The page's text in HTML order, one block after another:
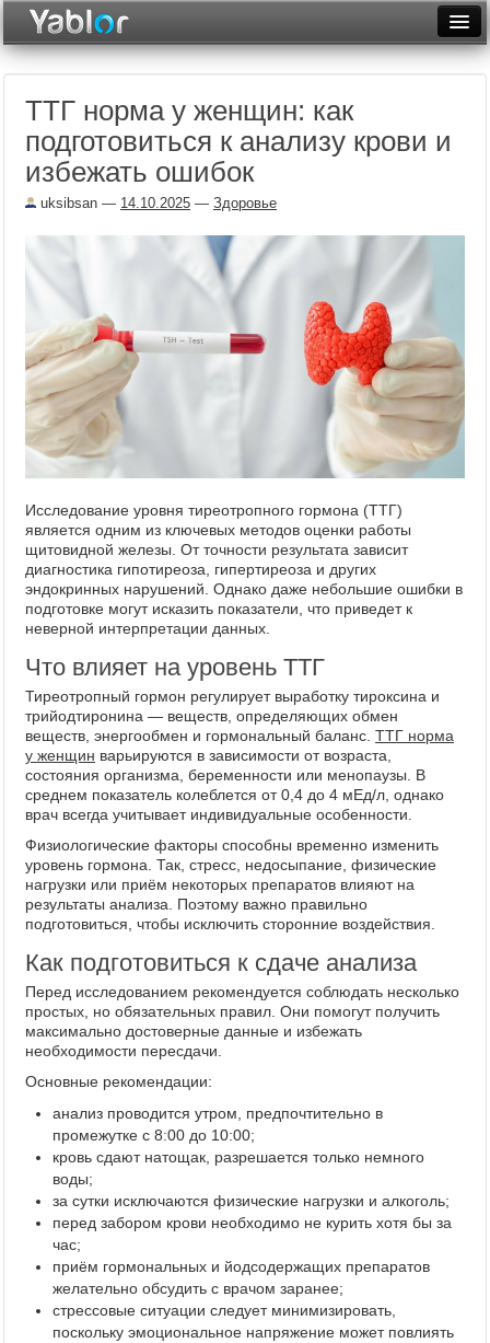
Неделя
Месяц
Рейтинги
Архив
Фототоп
Видеотоп
ТТГ норма у женщин: как
подготовиться к анализу крови и
избежать ошибок
uksibsan — 14.10.2025 — Здоровье
Исследование уровня тиреотропного гормона (ТТГ)
является одним из ключевых методов оценки работы
щитовидной железы. От точности результата зависит
диагностика гипотиреоза, гипертиреоза и других
эндокринных нарушений. Однако даже небольшие ошибки в
подготовке могут исказить показатели, что приведет к
неверной интерпретации данных.
Что влияет на уровень ТТГ
Тиреотропный гормон регулирует выработку тироксина и
трийодтиронина — веществ, определяющих обмен
веществ, энергообмен и гормональный баланс. ТТГ норма
у женщин варьируются в зависимости от возраста,
состояния организма, беременности или менопаузы. В
среднем показатель колеблется от 0,4 до 4 мЕд/л, однако
врач всегда учитывает индивидуальные особенности.
Физиологические факторы способны временно изменить
уровень гормона. Так, стресс, недосыпание, физические
нагрузки или приём некоторых препаратов влияют на
результаты анализа. Поэтому важно правильно
подготовиться, чтобы исключить сторонние воздействия.
Как подготовиться к сдаче анализа
Перед исследованием рекомендуется соблюдать несколько
простых, но обязательных правил. Они помогут получить
максимально достоверные данные и избежать
необходимости пересдачи.
Основные рекомендации:
анализ проводится утром, предпочтительно в
промежутке с 8:00 до 10:00;
кровь сдают натощак, разрешается только немного
воды;
за сутки исключаются физические нагрузки и алкоголь;
перед забором крови необходимо не курить хотя бы за
час;
приём гормональных и йодсодержащих препаратов
желательно обсудить с врачом заранее;
стрессовые ситуации следует минимизировать,
поскольку эмоциональное напряжение может повлиять